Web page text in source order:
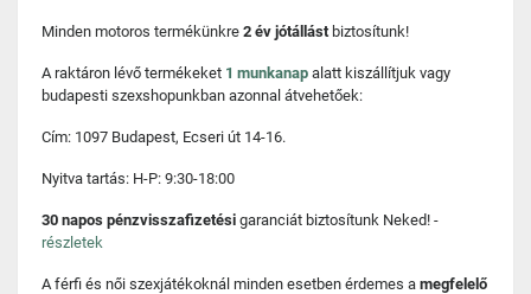
Minden motoros termékünkre 2 év jótállást biztosítunk!
A raktáron lévő termékeket 1 munkanap alatt kiszállítjuk vagy
budapesti szexshopunkban azonnal átvehetőek:
Cím: 1097 Budapest, Ecseri út 14-16.
Nyitva tartás: H-P: 9:30-18:00
30 napos pénzvisszafizetési garanciát biztosítunk Neked! -
részletek
A férfi és női szexjátékoknál minden esetben érdemes a megfelelő